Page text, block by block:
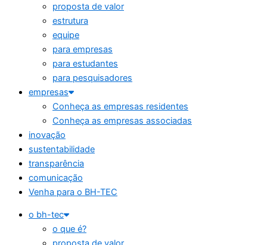
proposta de valor
estrutura
equipe
para empresas
para estudantes
para pesquisadores
empresas
Conheça as empresas residentes
Conheça as empresas associadas
inovação
sustentabilidade
transparência
comunicação
Venha para o BH-TEC
o bh-tec
o que é?